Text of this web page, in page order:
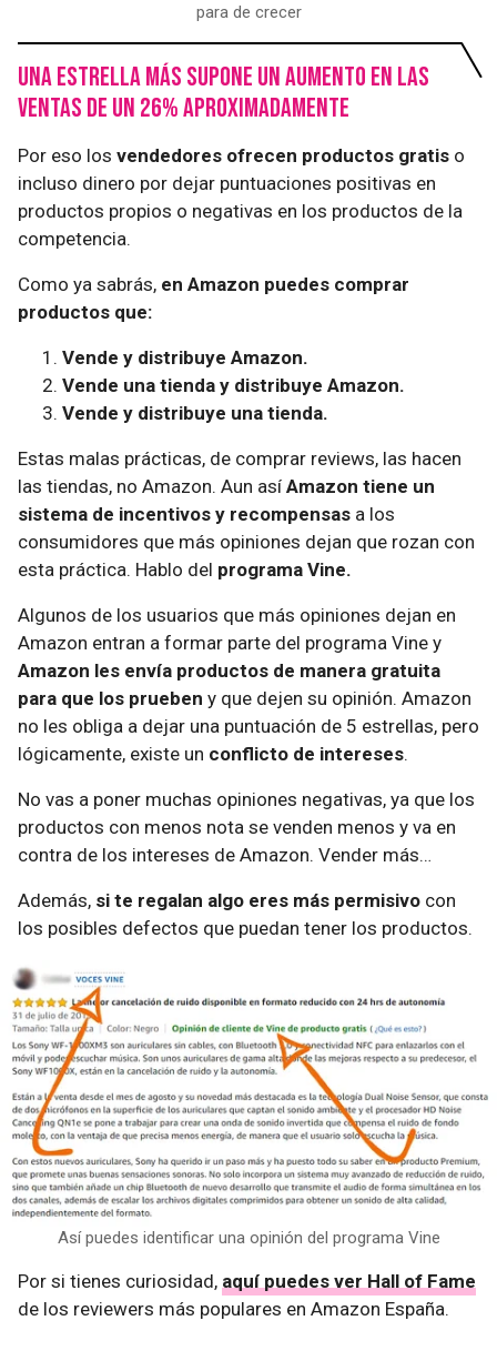
para de crecer
Una estrella más supone un aumento en las
ventas de un 26% aproximadamente
Por eso los vendedores ofrecen productos gratis o
incluso dinero por dejar puntuaciones positivas en
productos propios o negativas en los productos de la
competencia.
Como ya sabrás, en Amazon puedes comprar
productos que:
Vende y distribuye Amazon.
Vende una tienda y distribuye Amazon.
Vende y distribuye una tienda.
Estas malas prácticas, de comprar reviews, las hacen
las tiendas, no Amazon. Aun así Amazon tiene un
sistema de incentivos y recompensas a los
consumidores que más opiniones dejan que rozan con
esta práctica. Hablo del programa Vine.
Algunos de los usuarios que más opiniones dejan en
Amazon entran a formar parte del programa Vine y
Amazon les envía productos de manera gratuita
para que los prueben y que dejen su opinión. Amazon
no les obliga a dejar una puntuación de 5 estrellas, pero
lógicamente, existe un conflicto de intereses.
No vas a poner muchas opiniones negativas, ya que los
productos con menos nota se venden menos y va en
contra de los intereses de Amazon. Vender más…
Además, si te regalan algo eres más permisivo con
los posibles defectos que puedan tener los productos.
Así puedes identificar una opinión del programa Vine
Por si tienes curiosidad, aquí puedes ver Hall of Fame
de los reviewers más populares en Amazon España.